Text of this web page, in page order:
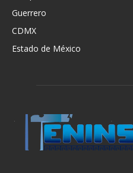
Guerrero
CDMX
Estado de México